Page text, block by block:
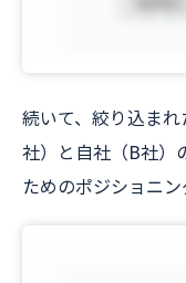
続いて、絞り込ま
社）と自社（B社）
ためのポジショニン